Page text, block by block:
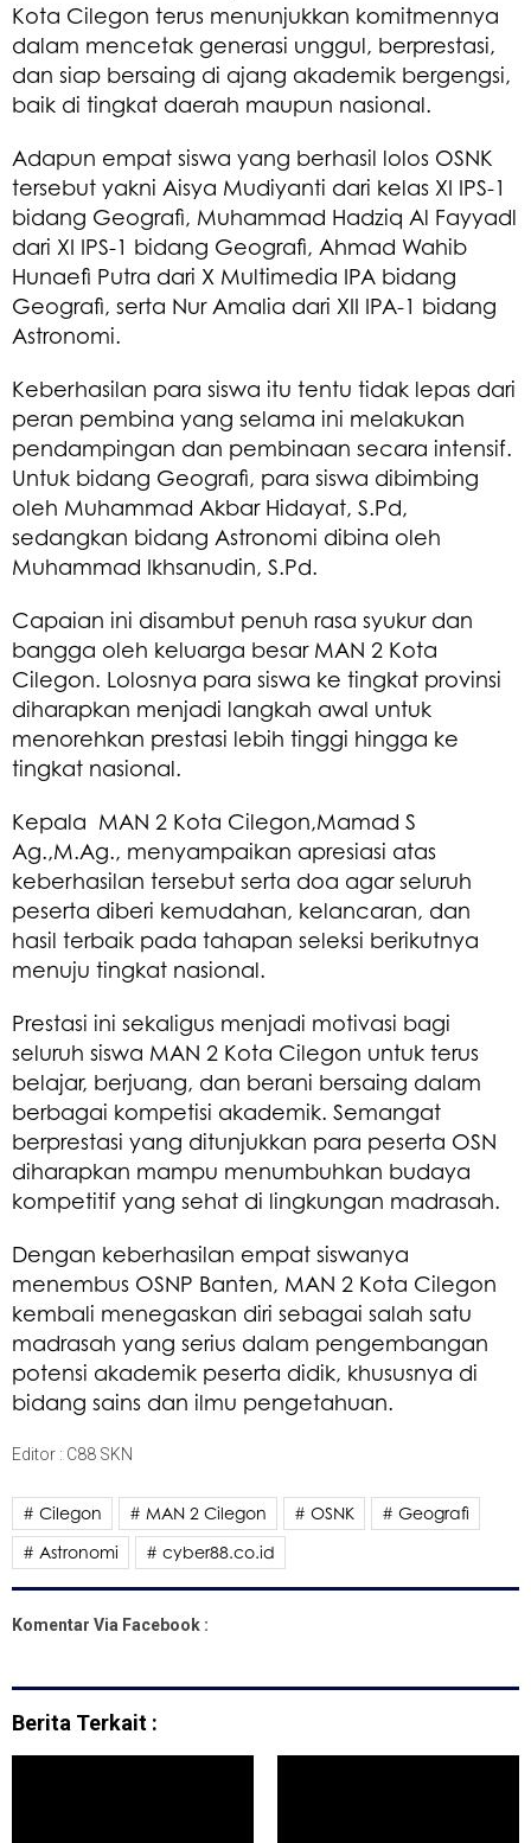
Kota Cilegon terus menunjukkan komitmennya
dalam mencetak generasi unggul, berprestasi,
dan siap bersaing di ajang akademik bergengsi,
baik di tingkat daerah maupun nasional.
Adapun empat siswa yang berhasil lolos OSNK
tersebut yakni Aisya Mudiyanti dari kelas XI IPS-1
bidang Geografi, Muhammad Hadziq Al Fayyadl
dari XI IPS-1 bidang Geografi, Ahmad Wahib
Hunaefi Putra dari X Multimedia IPA bidang
Geografi, serta Nur Amalia dari XII IPA-1 bidang
Astronomi.
Keberhasilan para siswa itu tentu tidak lepas dari
peran pembina yang selama ini melakukan
pendampingan dan pembinaan secara intensif.
Untuk bidang Geografi, para siswa dibimbing
oleh Muhammad Akbar Hidayat, S.Pd,
sedangkan bidang Astronomi dibina oleh
Muhammad Ikhsanudin, S.Pd.
Capaian ini disambut penuh rasa syukur dan
bangga oleh keluarga besar MAN 2 Kota
Cilegon. Lolosnya para siswa ke tingkat provinsi
diharapkan menjadi langkah awal untuk
menorehkan prestasi lebih tinggi hingga ke
tingkat nasional.
Kepala MAN 2 Kota Cilegon,Mamad S
Ag.,M.Ag., menyampaikan apresiasi atas
keberhasilan tersebut serta doa agar seluruh
peserta diberi kemudahan, kelancaran, dan
hasil terbaik pada tahapan seleksi berikutnya
menuju tingkat nasional.
Prestasi ini sekaligus menjadi motivasi bagi
seluruh siswa MAN 2 Kota Cilegon untuk terus
belajar, berjuang, dan berani bersaing dalam
berbagai kompetisi akademik. Semangat
berprestasi yang ditunjukkan para peserta OSN
diharapkan mampu menumbuhkan budaya
kompetitif yang sehat di lingkungan madrasah.
Dengan keberhasilan empat siswanya
menembus OSNP Banten, MAN 2 Kota Cilegon
kembali menegaskan diri sebagai salah satu
madrasah yang serius dalam pengembangan
potensi akademik peserta didik, khususnya di
bidang sains dan ilmu pengetahuan.
Editor : C88 SKN
# Cilegon # MAN 2 Cilegon # OSNK
# Geografi
# Astronomi
# cyber88.co.id
Komentar Via Facebook :
Berita Terkait :